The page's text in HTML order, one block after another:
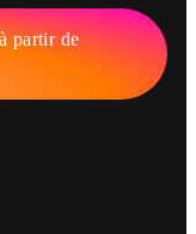
partir de